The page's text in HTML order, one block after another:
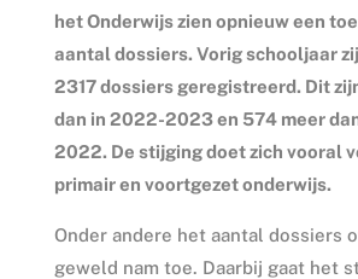
het Onderwijs zien opnieuw een
aantal dossiers. Vorig schooljaar
2317 dossiers geregistreerd. Dit
dan in 2022-2023 en 574 meer
2022. De stijging doet zich vooral
primair en voortgezet onderwijs.
Onder andere het aantal dossiers
geweld nam toe. Daarbij gaat het